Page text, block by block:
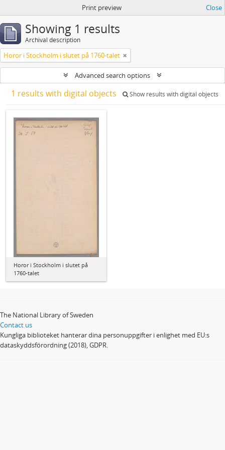
Print preview Close
Showing 1 results
Archival description
Horor i Stockholm i slutet på 1760-talet
Advanced search options
1 results with digital objects Show results with digital objects
Horor i Stockholm i slutet på
1760-talet
The National Library of Sweden
Contact us
Kungliga biblioteket hanterar dina personuppgifter i enlighet med EU:s
dataskyddsförordning (2018), GDPR.